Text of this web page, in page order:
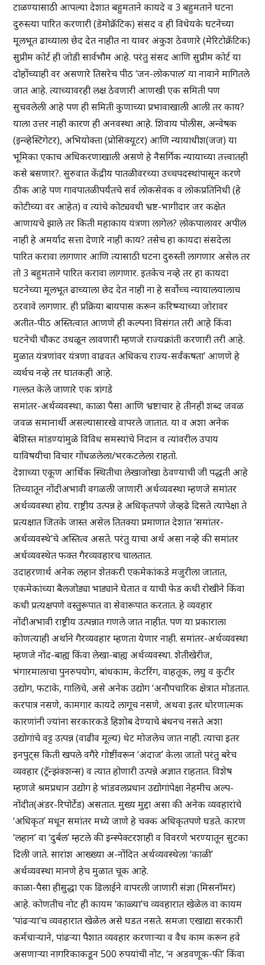
टाळण्यासाठी आपल्या देशात बहुमताने कायदे व 3 बहुमताने घटना
दुरुस्त्या पारित करणारी (डेमोक्रॅटिक) संसद व ही विधेयके घटनेच्या
मूलभूत ढाच्याला छेद देत नाहीत ना यावर अंकुश ठेवणारे (मेरिटोक्रॅटिक)
सुप्रीम कोर्ट ही जोडी सार्वभौम आहे. परंतु संसद आणि सुप्रीम कोर्ट या
दोहोंच्याही वर असणारे तिसरेच पीठ ‘जन-लोकपाल’ या नावाने मागितले
जात आहे. त्याच्यावरही लक्ष ठेवणारी आणखी एक समिती पण
सुचवलेली आहे पण ही समिती कुणाच्या प्रभावाखाली आली तर काय?
याला उत्तर नाही कारण ही अनवस्था आहे. शिवाय पोलीस, अन्वेषक
(इन्व्हेस्टिगेटर), अभियोक्ता (प्रोसिक्यूटर) आणि न्यायाधीश(जज) या
भूमिका एकाच अधिकरणाखाली असणे हे नैसर्गिक न्यायाच्या तत्त्वातही
कसे बसणार?. सुरुवात केंद्रीय पातळीवरच्या उच्चपदस्थांपासून करणे
ठीक आहे पण गावपातळीपर्यंतचे सर्व लोकसेवक व लोकप्रतिनिधी (हे
कोटीच्या वर आहेत) व त्यांचे कोट्यवधी भ्रष्ट-भागीदार जर कक्षेत
आणायचे झाले तर किती महाकाय यंत्रणा लागेल? लोकपालावर अपील
नाही हे अमर्याद सत्ता देणारे नाही काय? तसेच हा कायदा संसदेला
पारित करावा लागणार आणि त्यासाठी घटना दुरुस्ती लागणार असेल तर
तो 3 बहुमताने पारित करावा लागणार. इतकेच नव्हे तर हा कायदा
घटनेच्या मूलभूत ढाच्याला छेद देत नाही ना हे सर्वोच्च न्यायालयालाच
ठरवावे लागणार. ही प्रक्रिया बायपास करून करिष्म्याच्या जोरावर
अतीत-पीठ अस्तित्वात आणणे ही कल्पना विसंगत तरी आहे किंवा
घटनेची चौकट उधळून लावणारी म्हणजे राज्यक्रांती करणारी तरी आहे.
मुळात यंत्रणांवर यंत्रणा वाढवत अधिकच राज्य-सर्वंकषता’ आणणे हे
व्यर्थच नव्हे तर घातकही आहे.
गल्लत केले जाणारे एक त्रांगडे
समांतर-अर्थव्यवस्था, काळा पैसा आणि भ्रष्टाचार हे तीनही शब्द जवळ
जवळ समानार्थी असल्यासारखे वापरले जातात. या व अशा अनेक
बेशिस्त मांडण्यांमुळे विविध समस्यांचे निदान व त्यांवरील उपाय
याविषयीचा विचार गोंधळलेला/भरकटलेला राहतो.
देशाच्या एकूण आर्थिक स्थितीचा लेखाजोखा ठेवण्याची जी पद्धती आहे
तिच्यातून नोंदीअभावी वगळली जाणारी अर्थव्यवस्था म्हणजे समांतर
अर्थव्यवस्था होय. राष्ट्रीय उत्पन्न हे अधिकृतपणे जेव्हढे दिसते त्यापेक्षा ते
प्रत्यक्षात जितके जास्त असेल तितक्या प्रमाणात देशात ‘समांतर-
अर्थव्यवस्थे’चे अस्तित्व असते. परंतु याचा अर्थ असा नव्हे की समांतर
अर्थव्यवस्थेत फक्त गैरव्यवहारच चालतात.
उदाहरणार्थ अनेक लहान शेतकरी एकमेकांकडे मजुरीला जातात,
एकमेकांच्या बैलजोड्या भाड्याने घेतात व याची फेड कधी रोखीने किंवा
कधी प्रत्यक्षपणे वस्तुरूपात वा सेवारूपात करतात. हे व्यवहार
नोंदीअभावी राष्ट्रीय उत्पन्नात गणले जात नाहीत. पण या प्रकाराला
कोणत्याही अर्थाने गैरव्यवहार म्हणता येणार नाही. समांतर-अर्थव्यवस्था
म्हणजे नोंद-बाह्य किंवा लेखा-बाह्य अर्थव्यवस्था. शेतीखेरीज,
भंगारमालाचा पुनरुपयोग, बांधकाम, केटरिंग, वाहतूक, लघु व कुटीर
उद्योग, फटाके, गालिचे, असे अनेक उद्योग ‘अनौपचारिक क्षेत्रात मोडतात.
करपात्र नसणे, कामगार कायदे लागूच नसणे, अथवा इतर धोरणात्मक
कारणांनी ज्यांना सरकारकडे हिशोब देण्याचे बंधनच नसते अशा
उद्योगांचे वट्ट उत्पन्न (वाढीव मूल्य) थेट मोजलेच जात नाही. त्याचा इतर
इनपुट्स किती खपले वगैरे गोष्टींवरून ‘अंदाज’ केला जातो परंतु बरेच
व्यवहार (ट्रॅन्झंक्शन्स) व त्यात होणारी उत्पन्ने अज्ञात राहतात. विशेष
म्हणजे श्रमप्रधान उद्योग हे भांडवलप्रधान उद्योगांपेक्षा नेहमीच अल्प-
नोंदीत(अंडर-रिपोर्टेड) असतात. मुख्य मुद्दा असा की अनेक व्यवहारांचे
‘अधिकृत’ मधून समांतर मध्ये जाणे हे चक्क अधिकृतपणे घडते. कारण
‘लहान’ वा ‘दुर्बल’ म्हटले की इन्स्पेक्टरशाही व विवरणे भरण्यातून सुटका
दिली जाते. सारांश आख्ख्या अ-नोंदित अर्थव्यवस्थेला ‘काळी’
अर्थव्यवस्था मानणे हेच मुळात चूक आहे.
काळा-पैसा हीसुद्धा एक ढिलाईने वापरली जाणारी संज्ञा (मिसनॉमर)
आहे. कोणतीच नोट ही कायम ‘काळ्या’च व्यवहारात खेळेल वा कायम
‘पांढऱ्या’च व्यवहारात खेळेल असे घडत नसते. समजा एखाद्या सरकारी
कर्मचाऱ्याने, पांढऱ्या पैशात व्यवहार करणाऱ्या व वैध काम करून हवे
असणाऱ्या नागरिकाकडून 500 रुपयांची नोट, ‘न अडवणूक-फी’ किंवा